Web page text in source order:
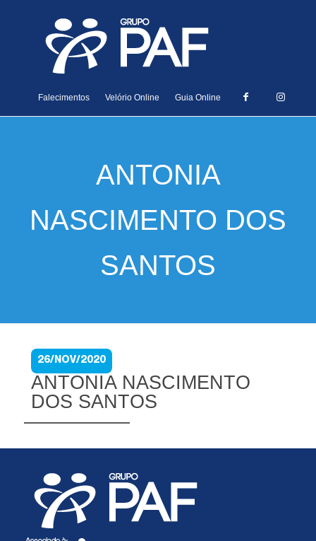
Falecimentos Velório Online Guia Online
ANTONIA
NASCIMENTO DOS
SANTOS
26/NOV/2020
ANTONIA NASCIMENTO
DOS SANTOS